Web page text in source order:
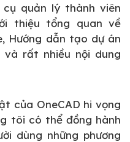
cụ quản lý thành viên
thiệu tổng quan về
Hướng dẫn tạo dự án
rất nhiều nội dung
của OneCAD hi vọng
tôi có thể đồng hành
dùng những phương